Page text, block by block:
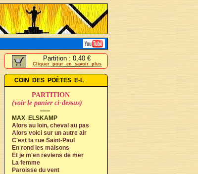
Partition : 0,40 €
Cliquer pour en savoir plus
COIN DES POÈTES E-L
PARTITION
(voir le panier ci-dessus)
-----
MAX ELSKAMP
Alors au loin, cheval au pas
Alors voici sur un autre air
C'est ta rue Saint-Paul
En rond les maisons
Et je m'en reviens de mer
La femme
Paroisse du vent